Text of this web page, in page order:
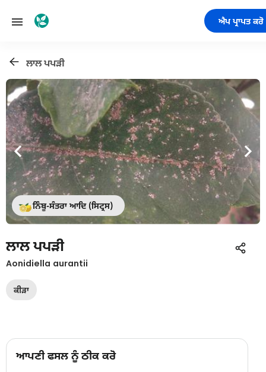
ਐਪ ਪ੍ਰਾਪਤ ਕਰੋ
ਲਾਲ ਪਪੜੀ
ਨਿੰਬੂ-ਸੰਤਰਾ ਆਦਿ (ਸਿਟ੍ਰਸ)
ਲਾਲ ਪਪੜੀ
Aonidiella aurantii
ਕੀੜਾ
ਆਪਣੀ ਫਸਲ ਨੂੰ ਠੀਕ ਕਰੋ